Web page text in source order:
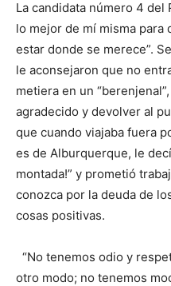
La candidata número 4 del
lo mejor de mí misma para
estar donde se merece”.
le aconsejaron que no
metiera en un
agradecido y devolver al
que cuando viajaba fuera
es de Alburquerque, le
montada!” y prometió
conozca por la deuda de
cosas positivas.
“No tenemos odio y
otro modo; no tenemos